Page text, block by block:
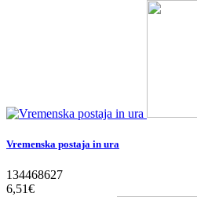
Vremenska postaja in ura
134468627
6,51‎€